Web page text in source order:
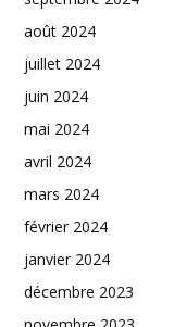
août 2024
juillet 2024
juin 2024
mai 2024
avril 2024
mars 2024
février 2024
janvier 2024
décembre 2023